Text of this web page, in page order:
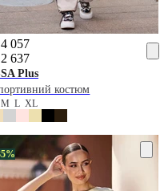
057
637
Plus
костюм
MLXL